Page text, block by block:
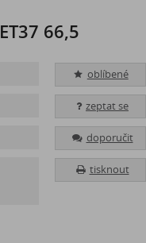
66,5
oblíbené
zeptat se
doporučit
tisknout